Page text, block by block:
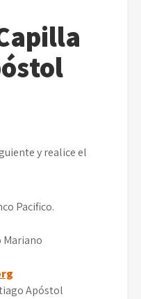
y realice el
Pacifico.
Mariano
Apóstol